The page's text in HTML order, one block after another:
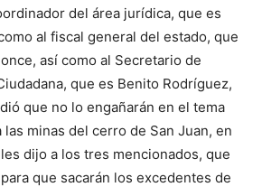
del área jurídica, que es
al fiscal general del estado, que
así como al Secretario de
que es Benito Rodríguez,
que no lo engañarán en el tema
minas del cerro de San Juan, en
dijo a los tres mencionados, que
que sacarán los excedentes de